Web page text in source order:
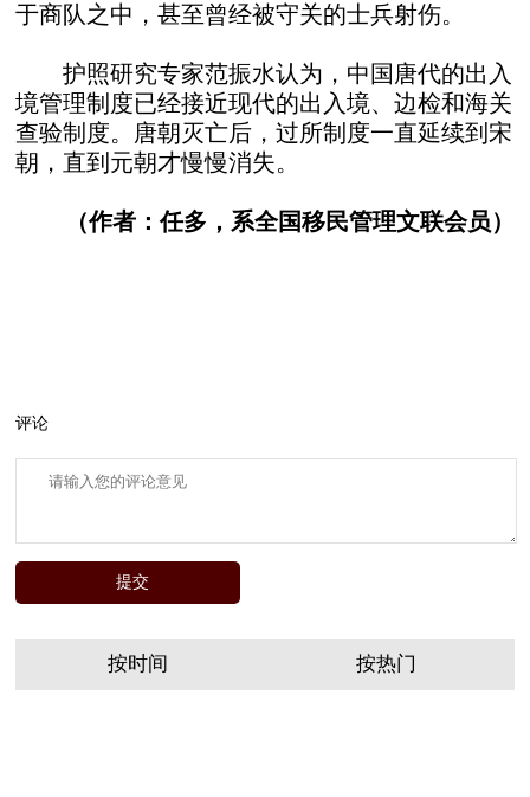
于商队之中，甚至曾经被守关的士兵射伤。
护照研究专家范振水认为，中国唐代的出入
境管理制度已经接近现代的出入境、边检和海关
查验制度。唐朝灭亡后，过所制度一直延续到宋
朝，直到元朝才慢慢消失。
（作者：任多，系全国移民管理文联会员）
评论
按时间 按热门